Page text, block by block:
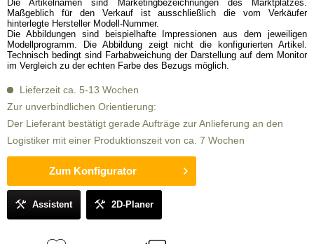
Die Artikelnamen sind Marketingbezeichnungen des Marktplatzes.
Maßgeblich für den Verkauf ist ausschließlich die vom Verkäufer
hinterlegte Hersteller Modell-Nummer.
Die Abbildungen sind beispielhafte Impressionen aus dem jeweiligen
Modellprogramm. Die Abbildung zeigt nicht die konfigurierten Artikel.
Technisch bedingt sind Farbabweichung der Darstellung auf dem Monitor
im Vergleich zu der echten Farbe des Bezugs möglich.
Lieferzeit ca. 5-13 Wochen
Zur unverbindlichen Orientierung:
Der Lieferant bestätigt gerade Aufträge zur Anlieferung an den
Logistiker mit einer Produktionszeit von ca. 7 Wochen
Zum Konfigurator
Assistent 2D-Planer